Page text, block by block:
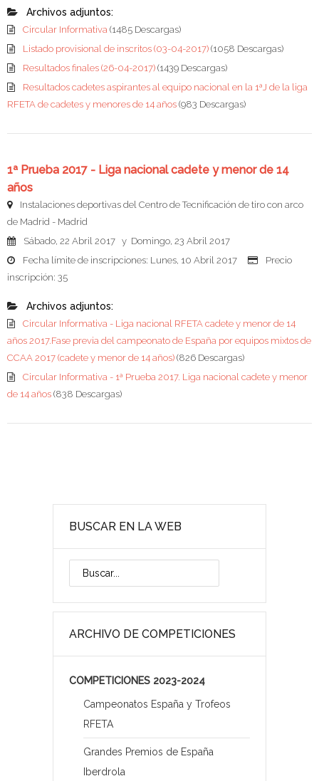
Archivos adjuntos:
Circular Informativa (1485 Descargas)
Listado provisional de inscritos (03-04-2017) (1058 Descargas)
Resultados finales (26-04-2017) (1439 Descargas)
Resultados cadetes aspirantes al equipo nacional en la 1ªJ de la liga
RFETA de cadetes y menores de 14 años (983 Descargas)
1ª Prueba 2017 - Liga nacional cadete y menor de 14
años
Instalaciones deportivas del Centro de Tecnificación de tiro con arco
de Madrid - Madrid
Sábado, 22 Abril 2017 y Domingo, 23 Abril 2017
Fecha límite de inscripciones: Lunes, 10 Abril 2017
Precio
inscripción: 35
Archivos adjuntos:
Circular Informativa - Liga nacional RFETA cadete y menor de 14
años 2017.Fase previa del campeonato de España por equipos mixtos de
CCAA 2017 (cadete y menor de 14 años) (826 Descargas)
Circular Informativa - 1ª Prueba 2017. Liga nacional cadete y menor
de 14 años (838 Descargas)
BUSCAR EN LA WEB
ARCHIVO DE COMPETICIONES
COMPETICIONES 2023-2024
Campeonatos España y Trofeos
RFETA
Grandes Premios de España
Iberdrola